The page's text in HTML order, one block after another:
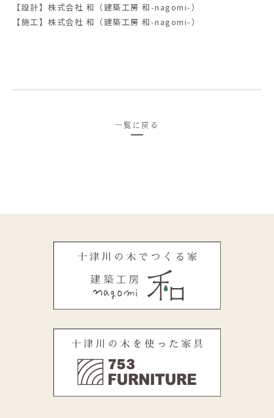
【設計】株式会社 和（建築工房 和-nagomi-）
【施工】株式会社 和（建築工房 和-nagomi-）
一覧に戻る